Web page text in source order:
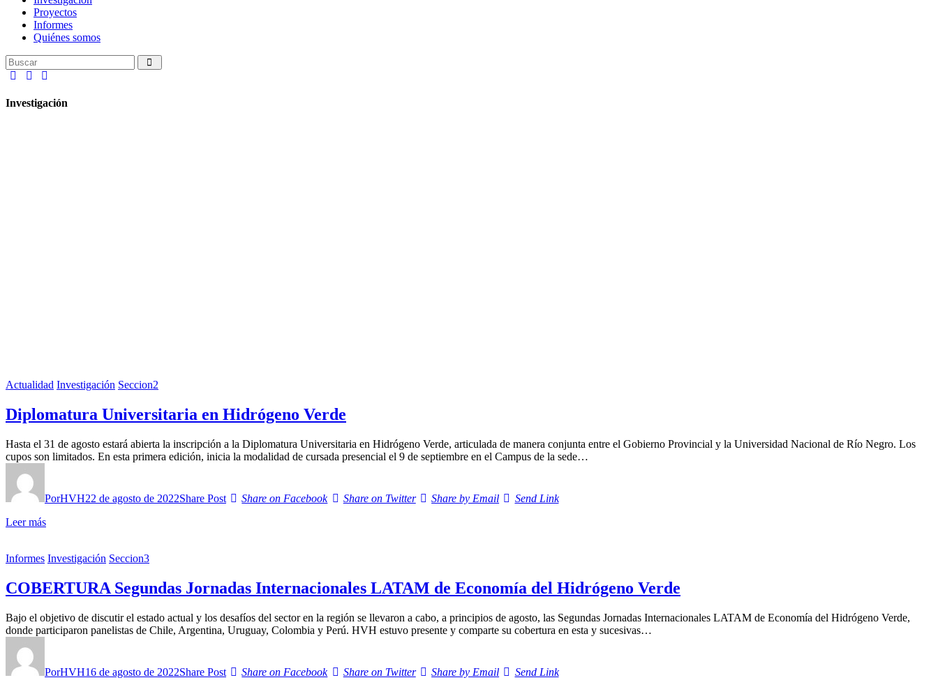
Proyectos
Informes
Quiénes somos
Investigación
Actualidad Investigación Seccion2
Diplomatura Universitaria en Hidrógeno Verde
Hasta el 31 de agosto estará abierta la inscripción a la Diplomatura Universitaria en Hidrógeno Verde, articulada de manera conjunta entre el Gobierno Provincial y la Universidad Nacional de Río Negro. Los
cupos son limitados. En esta primera edición, inicia la modalidad de cursada presencial el 9 de septiembre en el Campus de la sede…
PorHVH22 de agosto de 2022Share Post Share on Facebook Share on Twitter Share by Email
Send Link
Leer más
Informes Investigación Seccion3
COBERTURA Segundas Jornadas Internacionales LATAM de Economía del Hidrógeno Verde
Bajo el objetivo de discutir el estado actual y los desafíos del sector en la región se llevaron a cabo, a principios de agosto, las Segundas Jornadas Internacionales LATAM de Economía del Hidrógeno Verde,
donde participaron panelistas de Chile, Argentina, Uruguay, Colombia y Perú. HVH estuvo presente y comparte su cobertura en esta y sucesivas…
PorHVH16 de agosto de 2022Share Post Share on Facebook Share on Twitter Share by Email
Send Link